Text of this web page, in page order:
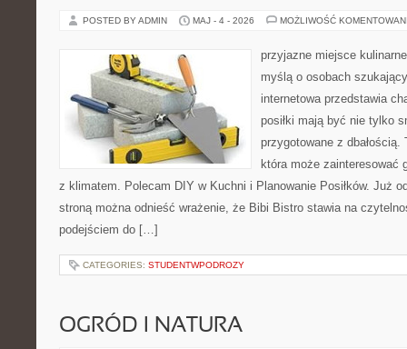
POSTED BY ADMIN MAJ - 4 - 2026 MOŻLIWOŚĆ
przyjazne miejsce
myślą o osobach
internetowa przedstawia
posiłki mają być nie tylko
przygotowane z
która może zainteresować
z klimatem. Polecam DIY w Kuchni i Planowanie Posiłków. Już
stroną można odnieść wrażenie, że Bibi Bistro stawia na
podejściem do […]
CATEGORIES: STUDENTWPODROZY
OGRÓD I NATURA